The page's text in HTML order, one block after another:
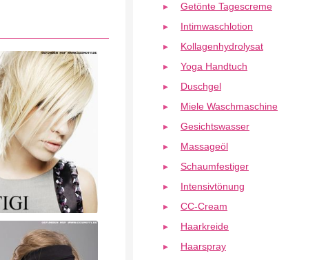
Getönte Tagescreme
Intimwaschlotion
Kollagenhydrolysat
Yoga Handtuch
Duschgel
Miele Waschmaschine
Gesichtswasser
Massageöl
Schaumfestiger
Intensivtönung
CC-Cream
Haarkreide
Haarspray